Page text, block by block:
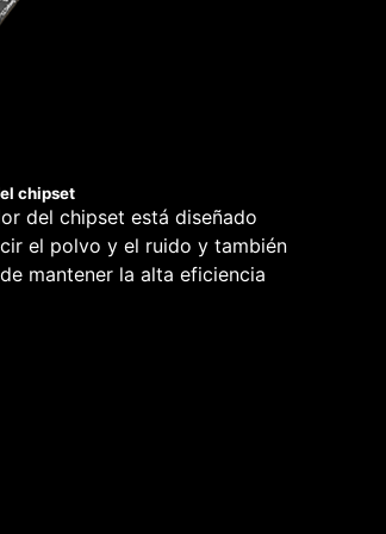
chipset
del chipset está diseñado
el polvo y el ruido y también
mantener la alta eficiencia